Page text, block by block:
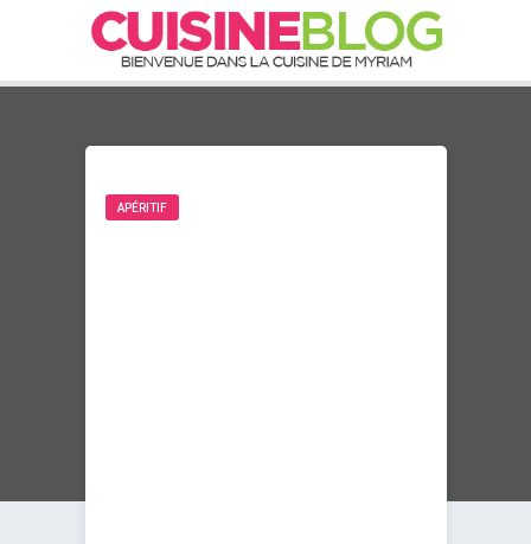
APÉRITIF